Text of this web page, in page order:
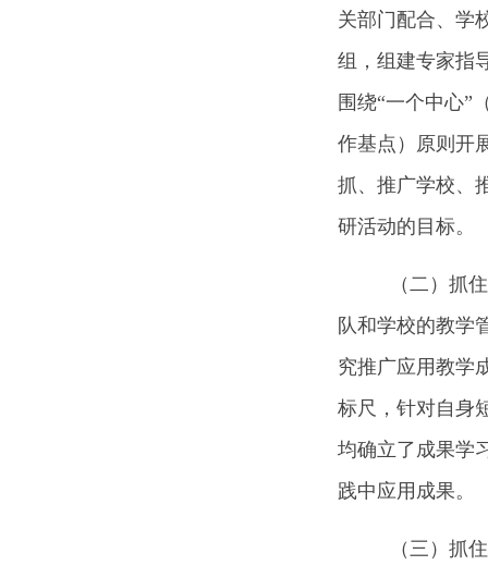
关部门配合、学
组，组建专家指
围绕“一个中心”
作基点）原则开
抓、推广学校、
研活动的目标。
（二）抓住
队和学校的教学
究推广应用教学
标尺，针对自身
均确立了成果学
践中应用成果。
（三）抓住